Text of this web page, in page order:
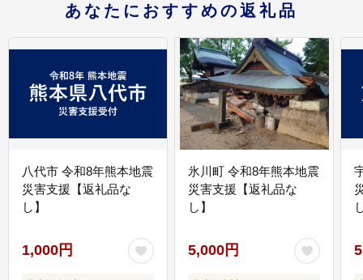
あなたにおすすめの返礼品
八代市 令和8年熊本地震
災害支援【返礼品な
し】
1,000円
氷川町 令和8年熊本地震
災害支援【返礼品な
し】
5,000円